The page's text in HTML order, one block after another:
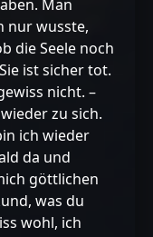
Man
nur wusste,
die Seele noch
ist sicher tot.
nicht. –
zu sich.
ich wieder
da und
göttlichen
was du
wohl, ich